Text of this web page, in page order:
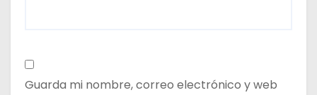
Guarda mi nombre, correo electrónico y web